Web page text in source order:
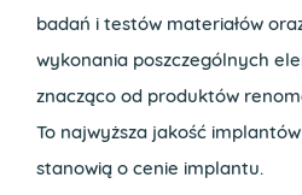
badań i testów materiałów
wykonania poszczególnych
znacząco od produktów
To najwyższa jakość
stanowią o cenie implantu.